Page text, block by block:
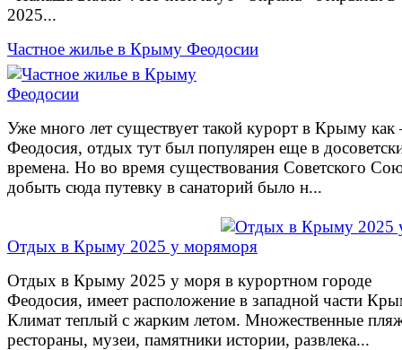
2025...
Частное жилье в Крыму Феодосии
Уже много лет существует такой курорт в Крыму
Феодосия, отдых тут был популярен еще в
времена. Но во время существования Советского
добыть сюда путевку в санаторий было н...
Отдых в Крыму 2025 у моря
Отдых в Крыму 2025 у моря в курортном городе
Феодосия, имеет расположение в западной части
Климат теплый с жарким летом. Множественные
рестораны, музеи, памятники истории, развлека...